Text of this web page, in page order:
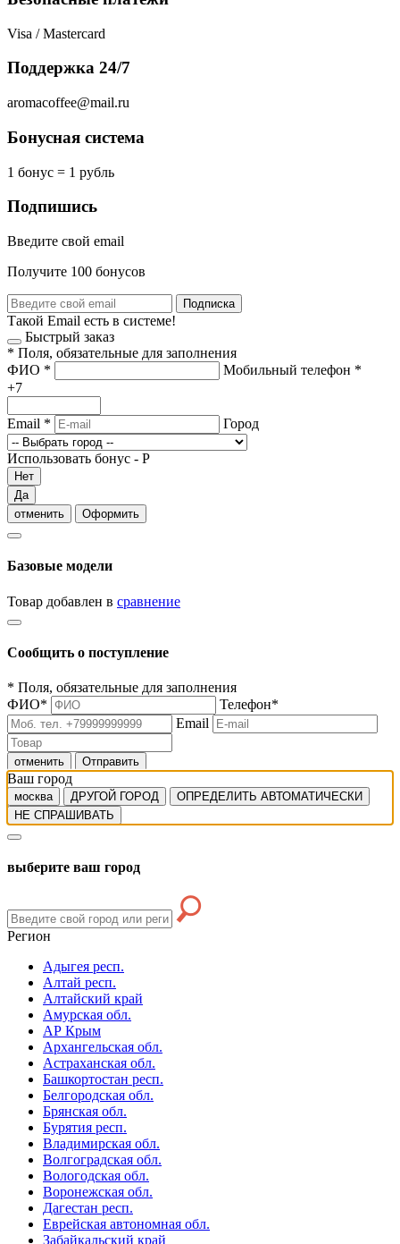
Visa / Mastercard
Поддержка 24/7
aromacoffee@mail.ru
Бонусная система
1 бонус = 1 рубль
Подпишись
Введите свой email
Получите 100 бонусов
Подписка
Такой Email есть в системе!
Быстрый заказ
* Поля, обязательные для заполнения
ФИО * Мобильный телефон *
+7
Email * Город
Использовать бонус - Р
Нет
Да
отменить
Оформить
Базовые модели
Товар добавлен в сравнение
Сообщить о поступление
* Поля, обязательные для заполнения
ФИО* Телефон*
Email
отменить Отправить
Ваш город
москва ДРУГОЙ ГОРОД
ОПРЕДЕЛИТЬ АВТОМАТИЧЕСКИ
НЕ СПРАШИВАТЬ
выберите ваш город
Регион
Адыгея респ.
Алтай респ.
Алтайский край
Амурская обл.
АР Крым
Архангельская обл.
Астраханская обл.
Башкортостан респ.
Белгородская обл.
Брянская обл.
Бурятия респ.
Владимирская обл.
Волгоградская обл.
Вологодская обл.
Воронежская обл.
Дагестан респ.
Еврейская автономная обл.
Забайкальский край